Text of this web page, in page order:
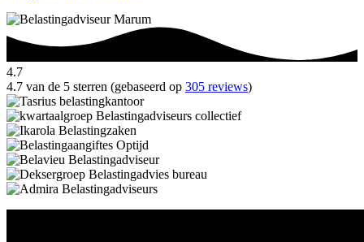
4.7
4.7 van de 5 sterren (gebaseerd op 305 reviews)